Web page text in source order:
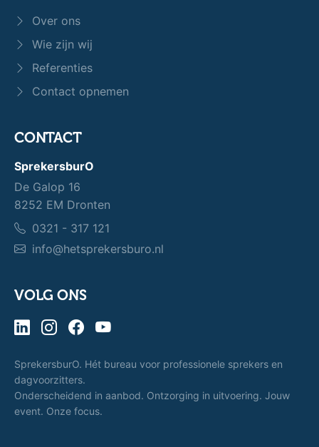
Over ons
Wie zijn wij
Referenties
Contact opnemen
CONTACT
SprekersburO
De Galop 16
8252 EM Dronten
0321 - 317 121
info@hetsprekersburo.nl
VOLG ONS
SprekersburO. Hét bureau voor professionele sprekers en
dagvoorzitters.
Onderscheidend in aanbod. Ontzorging in uitvoering. Jouw
event. Onze focus.